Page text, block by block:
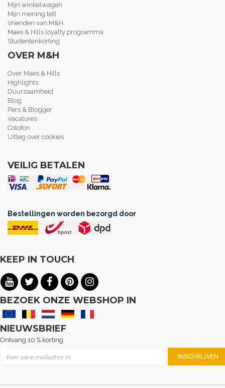
Mijn winkelwagen
Mijn mening telt
Vrienden van M&H
Maes & Hills loyalty programma
Studentenkorting
OVER M&H
Over Maes & Hills
Highlights
Duurzaamheid
Blog
Pers & Blogger
Vacatures
Colofon
Uitleg over cookies
VEILIG BETALEN
Bestellingen worden bezorgd door
KEEP IN TOUCH.
BEZOEK ONZE WEBSHOP IN
NIEUWSBRIEF
Ontvang 10 % korting
INSCHRIJVEN